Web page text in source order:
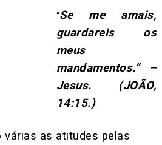
“Se me amais,
guardareis os
meus
mandamentos.” –
Jesus. (JOÃO,
14:15.)
várias as atitudes pelas